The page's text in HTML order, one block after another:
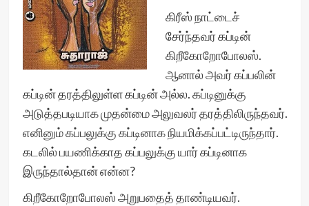
கிரீஸ் நாட்டைச்
சேர்ந்தவர் கப்டின்
கிறீகோறோபோலஸ்.
ஆனால் அவர் கப்பலின்
கப்டின் தரத்திலுள்ள கப்டின் அல்ல. கப்டினுக்கு
அடுத்தபடியாக முதன்மை அலுவலர் தரத்திலிருந்தவர்.
எனினும் கப்பலுக்கு கப்டினாக நியமிக்கப்பட்டிருந்தார்.
கடலில் பயணிக்காத கப்பலுக்கு யார் கப்டினாக
இருந்தால்தான் என்ன?
கிறீகோறோபோலஸ் அறுபதைத் தாண்டியவர்.